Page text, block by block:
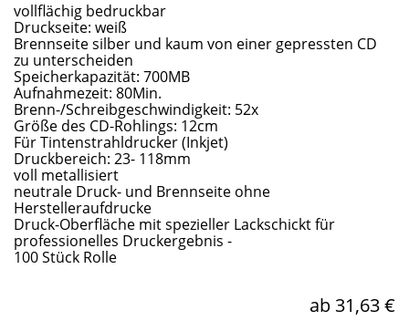
vollflächig bedruckbar
Druckseite: weiß
Brennseite silber und kaum von einer gepressten CD
zu unterscheiden
Speicherkapazität: 700MB
Aufnahmezeit: 80Min.
Brenn-/Schreibgeschwindigkeit: 52x
Größe des CD-Rohlings: 12cm
Für Tintenstrahldrucker (Inkjet)
Druckbereich: 23- 118mm
voll metallisiert
neutrale Druck- und Brennseite ohne
Herstelleraufdrucke
Druck-Oberfläche mit spezieller Lackschickt für
professionelles Druckergebnis -
100 Stück Rolle
ab 31,63 €